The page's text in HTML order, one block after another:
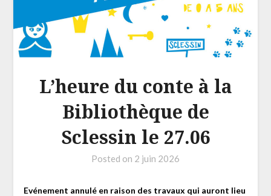
L’heure du conte à la
Bibliothèque de
Sclessin le 27.06
Posted on 2 juin 2026
Evénement annulé en raison des travaux qui auront lieu